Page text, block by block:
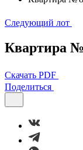
Следующий лот
Квартира №
Скачать PDF
Поделиться